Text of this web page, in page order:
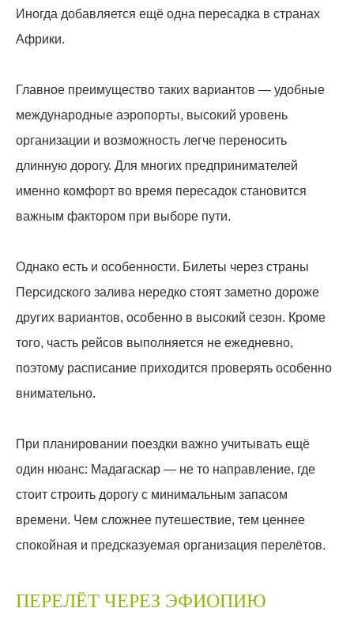
Иногда добавляется ещё одна пересадка в странах
Африки.
Главное преимущество таких вариантов — удобные
международные аэропорты, высокий уровень
организации и возможность легче переносить
длинную дорогу. Для многих предпринимателей
именно комфорт во время пересадок становится
важным фактором при выборе пути.
Однако есть и особенности. Билеты через страны
Персидского залива нередко стоят заметно дороже
других вариантов, особенно в высокий сезон. Кроме
того, часть рейсов выполняется не ежедневно,
поэтому расписание приходится проверять особенно
внимательно.
При планировании поездки важно учитывать ещё
один нюанс: Мадагаскар — не то направление, где
стоит строить дорогу с минимальным запасом
времени. Чем сложнее путешествие, тем ценнее
спокойная и предсказуемая организация перелётов.
ПЕРЕЛЁТ ЧЕРЕЗ ЭФИОПИЮ